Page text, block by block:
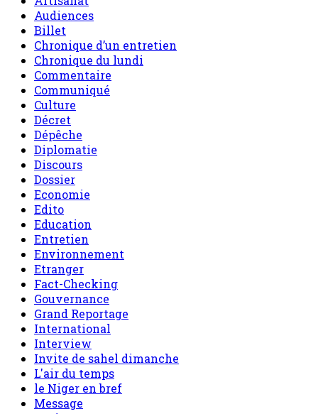
Audiences
Billet
Chronique d’un entretien
Chronique du lundi
Commentaire
Communiqué
Culture
Décret
Dépêche
Diplomatie
Discours
Dossier
Economie
Edito
Education
Entretien
Environnement
Etranger
Fact-Checking
Gouvernance
Grand Reportage
International
Interview
Invite de sahel dimanche
L'air du temps
le Niger en bref
Message